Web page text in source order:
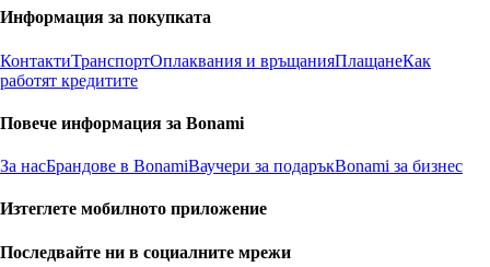
Информация за покупката
КонтактиТранспортОплаквания и връщанияПлащанеКак
работят кредитите
Повече информация за Bonami
За насБрандове в BonamiВаучери за подаръкBonami за бизнес
Изтеглете мобилното приложение
Последвайте ни в социалните мрежи